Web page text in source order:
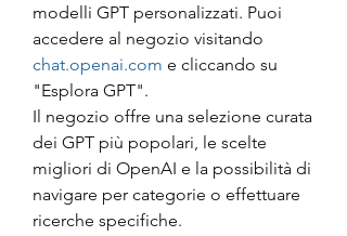
modelli GPT personalizzati. Puoi
accedere al negozio visitando
chat.openai.com e cliccando su
"Esplora GPT".
Il negozio offre una selezione curata
dei GPT più popolari, le scelte
migliori di OpenAI e la possibilità di
navigare per categorie o effettuare
ricerche specifiche.